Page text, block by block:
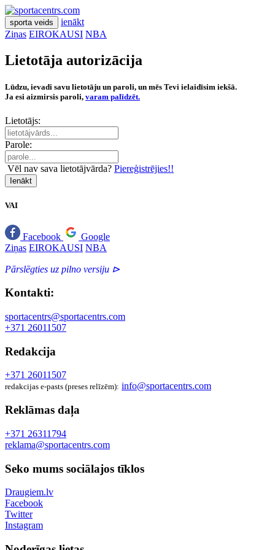
sporta veids
ienākt
Ziņas EIROKAUSI NBA
Lietotāja autorizācija
Lūdzu, ievadi savu lietotāju un paroli, un mēs Tevi ielaidīsim iekšā.
Ja esi aizmirsis paroli, varam palīdzēt.
Lietotājs:
Parole:
Vēl nav sava lietotājvārda? Piereģistrējies!!
Ienākt
VAI
Facebook
Google
Ziņas EIROKAUSI NBA
Pārslēgties uz pilno versiju ⊳
Kontakti:
sportacentrs@sportacentrs.com
+371 26011507
Redakcija
+371 26011507
redakcijas e-pasts (preses relīzēm): info@sportacentrs.com
Reklāmas daļa
+371 26311794
reklama@sportacentrs.com
Seko mums sociālajos tīklos
Draugiem.lv
Facebook
Twitter
Instagram